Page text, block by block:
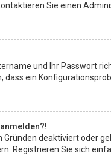
Sie einen
und Ihr Passwort
ein
deaktiviert oder
Registrieren Sie sich